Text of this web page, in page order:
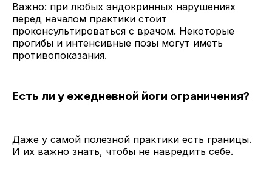
Важно: при любых эндокринных нарушениях
перед началом практики стоит
проконсультироваться с врачом. Некоторые
прогибы и интенсивные позы могут иметь
противопоказания.
Есть ли у ежедневной йоги ограничения?
Даже у самой полезной практики есть границы.
И их важно знать, чтобы не навредить себе.